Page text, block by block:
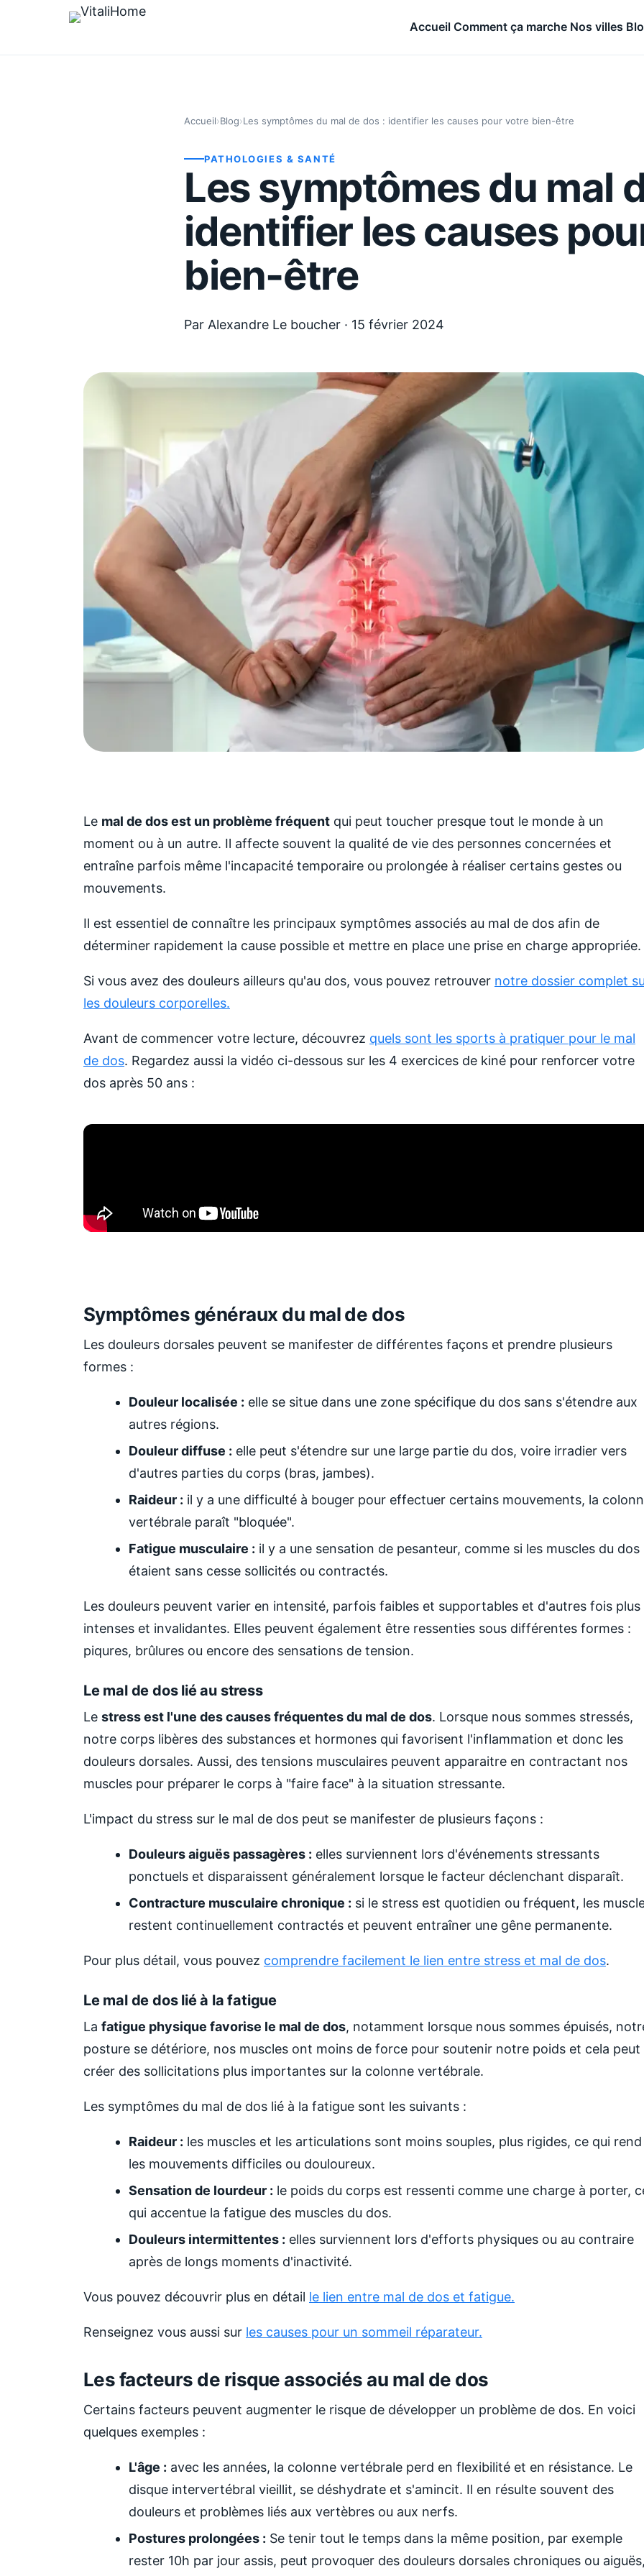
Accueil Comment ça marche Nos villes
Accueil›Blog›Les symptômes du mal de dos : identifier les causes pour votre bien-être
PATHOLOGIES & SANTÉ
Les symptômes du mal
identifier les causes
bien-être
Par Alexandre Le boucher · 15 février 2024
Le mal de dos est un problème fréquent qui peut toucher presque tout le monde à un
moment ou à un autre. Il affecte souvent la qualité de vie des personnes concernées et
entraîne parfois même l'incapacité temporaire ou prolongée à réaliser certains gestes ou
mouvements.
Il est essentiel de connaître les principaux symptômes associés au mal de dos afin de
déterminer rapidement la cause possible et mettre en place une prise en charge appropriée.
Si vous avez des douleurs ailleurs qu'au dos, vous pouvez retrouver notre dossier complet
les douleurs corporelles.
Avant de commencer votre lecture, découvrez quels sont les sports à pratiquer pour le mal
de dos. Regardez aussi la vidéo ci-dessous sur les 4 exercices de kiné pour renforcer votre
dos après 50 ans :
Symptômes généraux du mal de dos
Les douleurs dorsales peuvent se manifester de différentes façons et prendre plusieurs
formes :
Douleur localisée : elle se situe dans une zone spécifique du dos sans s'étendre aux
autres régions.
Douleur diffuse : elle peut s'étendre sur une large partie du dos, voire irradier vers
d'autres parties du corps (bras, jambes).
Raideur : il y a une difficulté à bouger pour effectuer certains mouvements, la
vertébrale paraît "bloquée".
Fatigue musculaire : il y a une sensation de pesanteur, comme si les muscles du dos
étaient sans cesse sollicités ou contractés.
Les douleurs peuvent varier en intensité, parfois faibles et supportables et d'autres fois plus
intenses et invalidantes. Elles peuvent également être ressenties sous différentes formes :
piqures, brûlures ou encore des sensations de tension.
Le mal de dos lié au stress
Le stress est l'une des causes fréquentes du mal de dos. Lorsque nous sommes stressés,
notre corps libères des substances et hormones qui favorisent l'inflammation et donc les
douleurs dorsales. Aussi, des tensions musculaires peuvent apparaitre en contractant nos
muscles pour préparer le corps à "faire face" à la situation stressante.
L'impact du stress sur le mal de dos peut se manifester de plusieurs façons :
Douleurs aiguës passagères : elles surviennent lors d'événements stressants
ponctuels et disparaissent généralement lorsque le facteur déclenchant disparaît.
Contracture musculaire chronique : si le stress est quotidien ou fréquent, les
restent continuellement contractés et peuvent entraîner une gêne permanente.
Pour plus détail, vous pouvez comprendre facilement le lien entre stress et mal de dos.
Le mal de dos lié à la fatigue
La fatigue physique favorise le mal de dos, notamment lorsque nous sommes épuisés,
posture se détériore, nos muscles ont moins de force pour soutenir notre poids et cela peut
créer des sollicitations plus importantes sur la colonne vertébrale.
Les symptômes du mal de dos lié à la fatigue sont les suivants :
Raideur : les muscles et les articulations sont moins souples, plus rigides, ce qui rend
les mouvements difficiles ou douloureux.
Sensation de lourdeur : le poids du corps est ressenti comme une charge à porter,
qui accentue la fatigue des muscles du dos.
Douleurs intermittentes : elles surviennent lors d'efforts physiques ou au contraire
après de longs moments d'inactivité.
Vous pouvez découvrir plus en détail le lien entre mal de dos et fatigue.
Renseignez vous aussi sur les causes pour un sommeil réparateur.
Les facteurs de risque associés au mal de dos
Certains facteurs peuvent augmenter le risque de développer un problème de dos. En voici
quelques exemples :
L'âge : avec les années, la colonne vertébrale perd en flexibilité et en résistance. Le
disque intervertébral vieillit, se déshydrate et s'amincit. Il en résulte souvent des
douleurs et problèmes liés aux vertèbres ou aux nerfs.
Postures prolongées : Se tenir tout le temps dans la même position, par exemple
rester 10h par jour assis, peut provoquer des douleurs dorsales chroniques ou